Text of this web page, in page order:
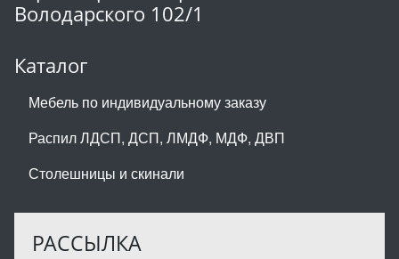
Володарского 102/1
Каталог
Мебель по индивидуальному заказу
Распил ЛДСП, ДСП, ЛМДФ, МДФ, ДВП
Столешницы и скинали
РАССЫЛКА